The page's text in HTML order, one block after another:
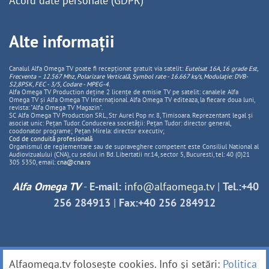
Alte informații
Canalul Alfa Omega TV poate fi recepționat gratuit via satelit: Eutelsat 16A, 16 grade Est,
Frecventa – 12.567 Mhz, PolarizareVerticală, Symbol rate - 16.667 ks/s, Modulație: DVB-
S2,8PSK, FEC - 3/5, Codare - MPEG-4.
Alfa Omega TV Production deține 2 licențe de emisie TV pe satelit: canalele Alfa
Omega TV și Alfa Omega TV Internațional. Alfa Omega TV editeaza, la fiecare doua luni,
revista: "Alfa Omega TV Magazin".
SC Alfa Omega TV Production SRL, Str Aurel Pop nr. 8, Timisoara. Reprezentant legal și
asociat unic: Pețan Tudor. Conducerea societății: Pețan Tudor: director general,
coodonator programe; Pețan Mirela: director executiv;
Cod de conduită profesională
Organismul de reglementare sau de supraveghere competent este Consiliul National al
Audiovizualului (CNA), cu sediul in Bd. Libertatii nr.14, sector 5, Bucuresti, tel: 40 (0)21
305 5350, email: cna@cna.ro
Alfa Omega TV- E-mail: info@alfaomega.tv| Tel.:+40
256 284913 | Fax:+40 256 284912
Alfaomega.tv folosește cookies. Info și setări: Politica